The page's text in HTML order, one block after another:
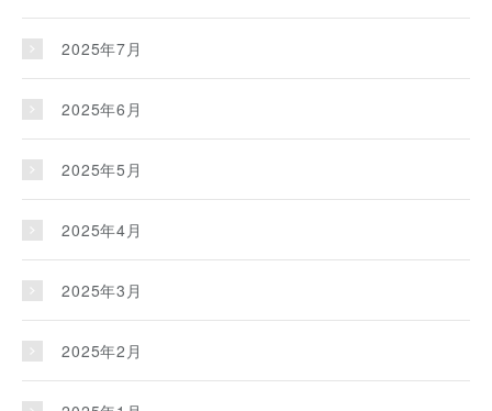
2025年7月
2025年6月
2025年5月
2025年4月
2025年3月
2025年2月